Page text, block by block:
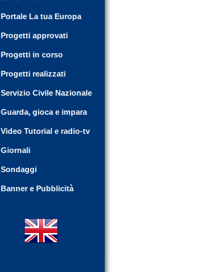
Portale La tua Europa
Progetti approvati
Progetti in corso
Progetti realizzati
Servizio Civile Nazionale
Guarda, gioca e impara
Video Tutorial e radio-tv
Giornali
Sondaggi
Banner e Pubblicità